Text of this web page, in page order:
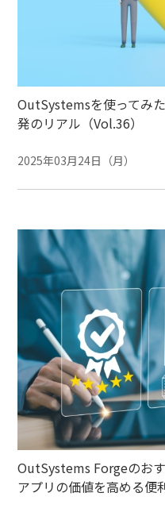
OutSystemsを使ってみ
発のリアル（Vol.36）
2025年03月24日（月）
OutSystems Forgeのお
アプリの価値を高める便